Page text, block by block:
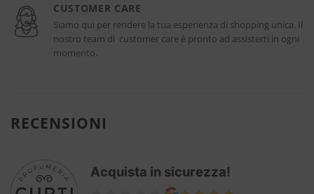
CUSTOMER CARE
Siamo qui per rendere la tua esperienza di shopping unica. Il
nostro team di customer care è pronto ad assisterti in ogni
momento.
RECENSIONI
Acquista in sicurezza!